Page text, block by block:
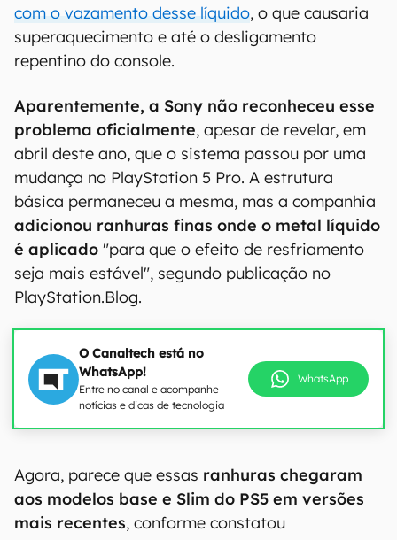
com o vazamento desse líquido, o que causaria
superaquecimento e até o desligamento
repentino do console.
Aparentemente, a Sony não reconheceu esse
problema oficialmente, apesar de revelar, em
abril deste ano, que o sistema passou por uma
mudança no PlayStation 5 Pro. A estrutura
básica permaneceu a mesma, mas a companhia
adicionou ranhuras finas onde o metal líquido
é aplicado "para que o efeito de resfriamento
seja mais estável", segundo publicação no
PlayStation.Blog.
O Canaltech está no
WhatsApp!
Entre no canal e acompanhe
notícias e dicas de tecnologia
WhatsApp